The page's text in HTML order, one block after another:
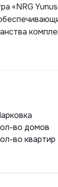
«NRG
зоны
во домов
во квартир